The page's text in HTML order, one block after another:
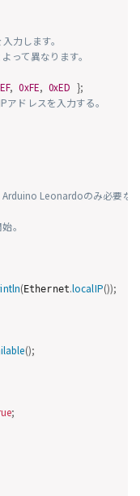
力します。
って異なります。
, 0xFE, 0xED };
アドレスを入力する。
Leonardoのみ必要な
。
(Ethernet.localIP());
();
;